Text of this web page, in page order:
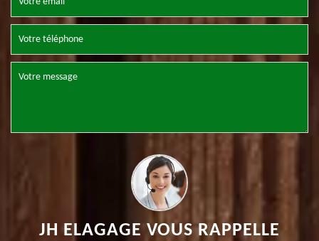
JH ELAGAGE VOUS RAPPELLE